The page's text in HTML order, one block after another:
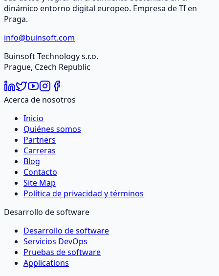
dinámico entorno digital europeo. Empresa de TI en
Praga.
info@buinsoft.com
Buinsoft Technology s.r.o.
Prague, Czech Republic
Acerca de nosotros
Inicio
Quiénes somos
Partners
Carreras
Blog
Contacto
Site Map
Política de privacidad y términos
Desarrollo de software
Desarrollo de software
Servicios DevOps
Pruebas de software
Applications